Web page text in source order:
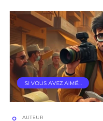
SI VOUS AVEZ AIMÉ…
AUTEUR